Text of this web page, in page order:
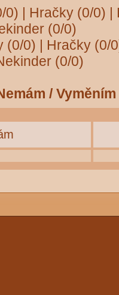
0) | Hračky (0/0) |
(0/0)
(0/0) | Hračky (0/
(0/0)
/ Vyměním